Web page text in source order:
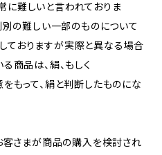
に難しいと言われておりま
の難しい一部のものについて
ておりますが実際と異なる場合
商品は、絹、もしく
って、絹と判断したものにな
さまが商品の購入を検討され